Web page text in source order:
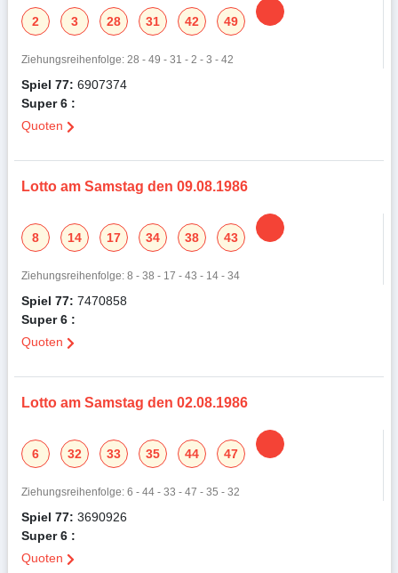
2 3 28 31 42 49
Ziehungsreihenfolge: 28 - 49 - 31 - 2 - 3 - 42
Spiel 77: 6907374
Super 6 :
Quoten
Lotto am Samstag den 09.08.1986
8 14 17 34 38 43
Ziehungsreihenfolge: 8 - 38 - 17 - 43 - 14 - 34
Spiel 77: 7470858
Super 6 :
Quoten
Lotto am Samstag den 02.08.1986
6 32 33 35 44 47
Ziehungsreihenfolge: 6 - 44 - 33 - 47 - 35 - 32
Spiel 77: 3690926
Super 6 :
Quoten